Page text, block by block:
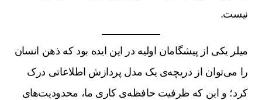
نیست.
میلر یکی از پیشگامان اولیه در این ایده بود که ذهن انسان
را می‌توان از دریچه‌ی یک مدل پردازش اطلاعاتی درک
کرد؛ و این که ظرفیت حافظه‌ی کاری ما، محدودیت‌های